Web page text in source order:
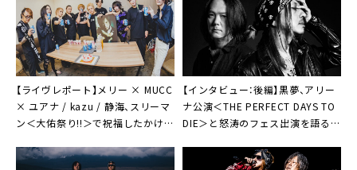
【ライヴレポート】メリー × MUCC
× ユアナ / kazu / 静海、スリーマ
ン＜大佑祭り!!＞で祝福したかけが
【インタビュー：後編】黒夢、アリー
ナ公演＜THE PERFECT DAYS TO
DIE＞と怒涛のフェス出演を語る
も黒夢でしかない」